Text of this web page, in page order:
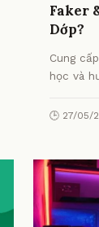
Faker
Dớp?
Cung
học và
gia.
🕒 27/05/